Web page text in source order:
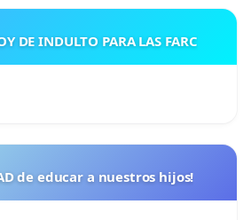
DE INDULTO PARA LAS FARC
de educar a nuestros hijos!